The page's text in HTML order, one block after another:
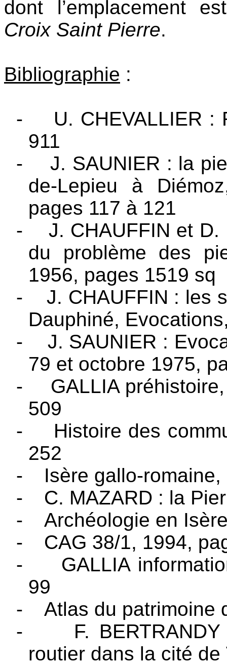
dont l’emplacement
Croix Saint Pierre.
Bibliographie :
-
U. CHEVALLIER :
911
-
J. SAUNIER : la
de-Lepieu à
pages 117 à 121
-
J. CHAUFFIN et
du problème des
1956, pages 1519 sq
-
J. CHAUFFIN : les
Dauphiné,
-
J. SAUNIER :
79 et octobre 1975,
-
GALLIA
509
-
Histoire des
252
-
Isère gallo-
-
C. MAZARD : la
-
Archéologie en
-
CAG 38/1, 1994,
-
GALLIA
99
-
Atlas du patrimoine
-
F.
routier dans la cité